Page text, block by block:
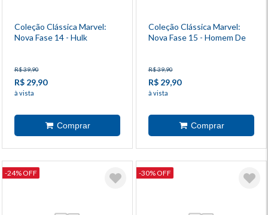
Coleção Clássica Marvel:
Nova Fase 14 - Hulk
R$ 39,90
R$ 29,90
à vista
Coleção Clássica Marvel:
Nova Fase 15 - Homem De
R$ 39,90
R$ 29,90
à vista
-24% OFF -30% OFF